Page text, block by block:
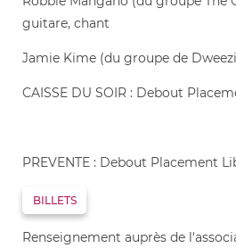
guitare, chant
Jamie Kime (du groupe de
CAISSE DU SOIR : Debout
PREVENTE : Debout Placement
BILLETS
​​Renseignement auprès de